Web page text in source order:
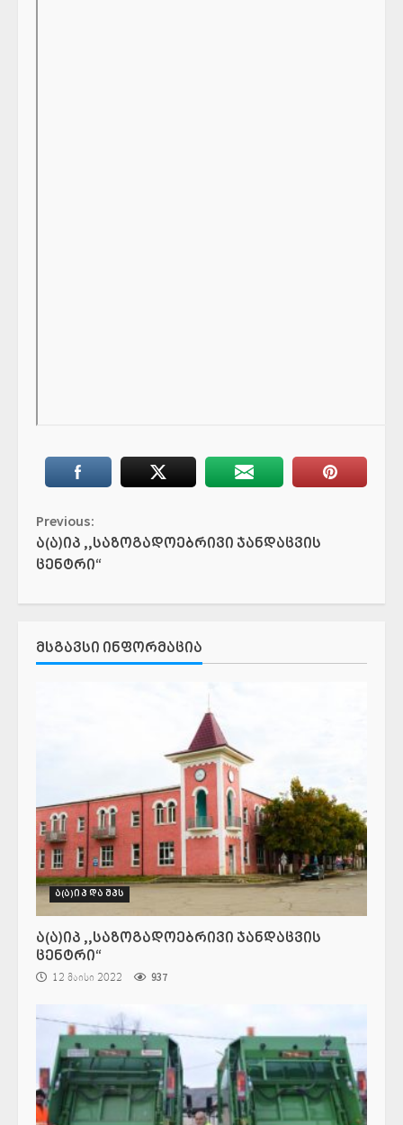
Continue
Reading
Previous:
ა(ა)იპ ,,საზოგადოებრივი ჯანდაცვის
ცენტრი“
ᲛᲡᲒᲐᲕᲡᲘ ᲘᲜᲤᲝᲠᲛᲐᲪᲘᲐ
ა(ა)იპ და შპს
ა(ა)იპ ,,საზოგადოებრივი ჯანდაცვის
ცენტრი“
12 მაისი 2022 937